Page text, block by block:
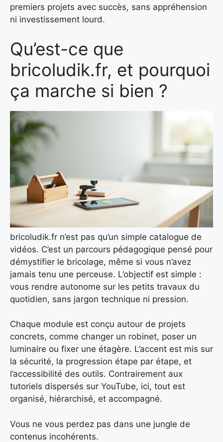
premiers projets avec succès, sans appréhension
ni investissement lourd.
Qu’est-ce que
bricoludik.fr, et pourquoi
ça marche si bien ?
bricoludik.fr n’est pas qu’un simple catalogue de
vidéos. C’est un parcours pédagogique pensé pour
démystifier le bricolage, même si vous n’avez
jamais tenu une perceuse. L’objectif est simple :
vous rendre autonome sur les petits travaux du
quotidien, sans jargon technique ni pression.
Chaque module est conçu autour de projets
concrets, comme changer un robinet, poser un
luminaire ou fixer une étagère. L’accent est mis sur
la sécurité, la progression étape par étape, et
l’accessibilité des outils. Contrairement aux
tutoriels dispersés sur YouTube, ici, tout est
organisé, hiérarchisé, et accompagné.
Vous ne vous perdez pas dans une jungle de
contenus incohérents.